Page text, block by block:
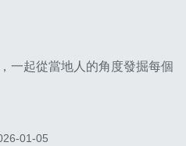
一起從當地人的角度發掘每個
01-05